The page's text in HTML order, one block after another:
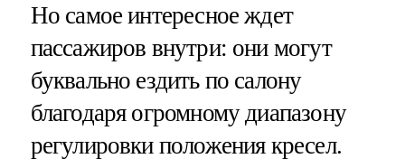
Но самое интересное ждет
пассажиров внутри: они могут
буквально ездить по салону
благодаря огромному диапазону
регулировки положения кресел.